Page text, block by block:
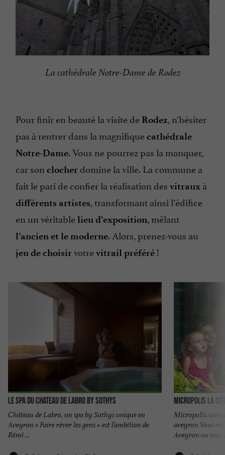
La cathédrale Notre-Dame de Rodez
Pour finir en beauté la visite de Rodez, n’hésiter
pas à rentrer dans la magnifiquecathédrale
Notre-Dame. Vous ne pourrez pas la manquer,
car son clocherdomine la ville. La commune a
fait le pari de confier la réalisation des vitraux à
différents artistes, transformant ainsi l’édifice
en un véritablelieu d’exposition, mêlant
l’ancien et le moderne. Alors, prenez-vous au
jeu de choisirvotrevitrail préféré !
Le Spa du Chateau de Labro by Sothys
Château de Labro, un spa by Sothys unique en
Aveyron « Faire rêver les gens » est l’ambition de
Rémi ...
Micropolis La
Micropolis, une
aveyron Vous
Aveyron ou une